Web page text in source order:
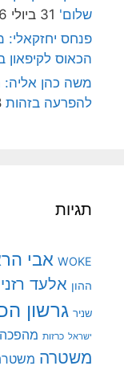
שלום' 31 ביולי 2026
פנחס יחזקאלי:
הכאוס לקיפאון
משה כהן אליה:
להפרעה בזהות
תגיות
WOKE אבי
ההון אלעד
שניר גרשון
ישראל כרזות
משטרה